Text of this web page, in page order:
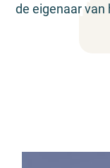
de eigenaar van